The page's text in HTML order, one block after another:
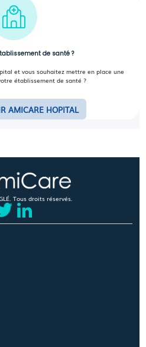
de santé ?
et vous souhaitez mettre en place une
établissement de santé ?
AMICARE HOPITAL
Tous droits réservés.